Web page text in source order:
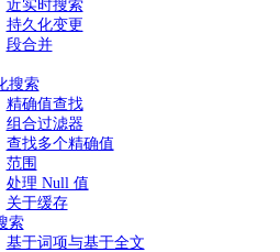
近实时搜索
持久化变更
段合并
搜索
精确值查找
组合过滤器
查找多个精确值
范围
处理 Null 值
关于缓存
索
基于词项与基于全文